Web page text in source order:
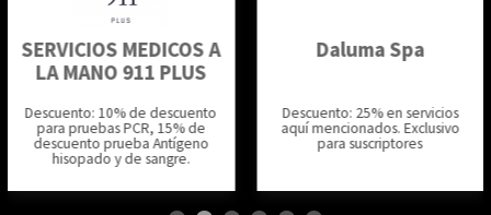
SERVICIOS MEDICOS A
LA MANO 911 PLUS
Descuento: 10% de descuento
para pruebas PCR, 15% de
descuento prueba Antígeno
hisopado y de sangre.
Daluma Spa
Descuento: 25% en servicios
aquí mencionados. Exclusivo
para suscriptores